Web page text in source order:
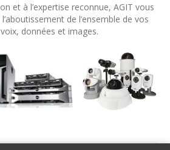
et à l’expertise reconnue, AGIT vous
de l’ensemble de vos
données et images.